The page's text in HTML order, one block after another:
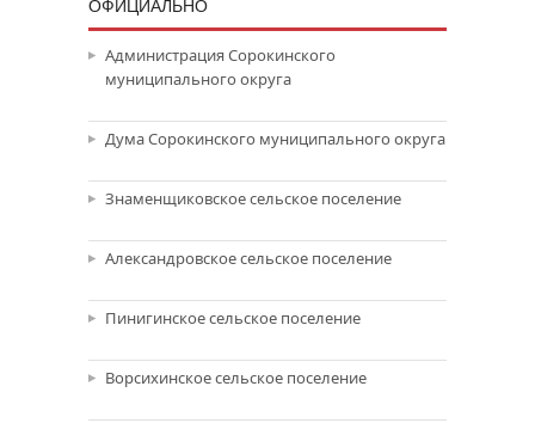
ОФИЦИАЛЬНО
Администрация Сорокинского
муниципального округа
Дума Сорокинского муниципального округа
Знаменщиковское сельское поселение
Александровское сельское поселение
Пинигинское сельское поселение
Ворсихинское сельское поселение